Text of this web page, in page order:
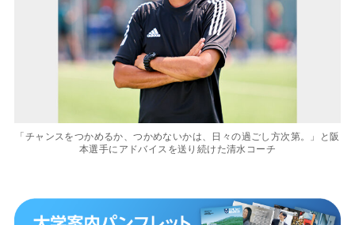
「チャンスをつかめるか、つかめないかは、日々の過ごし方次第。」と阪
本選手にアドバイスを送り続けた清水コーチ